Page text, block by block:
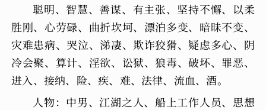
聪明、智慧、善谋、有主张、坚持不懈、以柔
胜刚、心劳碌、曲折坎坷、漂泊多变、暗昧不变、
灾难患病、哭泣、涕凄、欺诈狡猾、疑虑多心、阴
冷会聚、算计、淫欲、讼狱、狼毒、破坏、罪恶、
进入、接纳、险、疾、难、法律、流血、酒。
人物：中男、江湖之人、船上工作人员、思想